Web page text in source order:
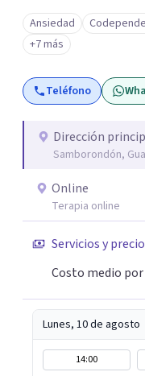
y colaborativo,
camino hacia una
equilibrada.
Ansiedad
+7 más
Teléfono
Dirección
Samborondón,
Online
Terapia online
Servicios y
Costo medio
Lunes, 10 de agosto
14:00